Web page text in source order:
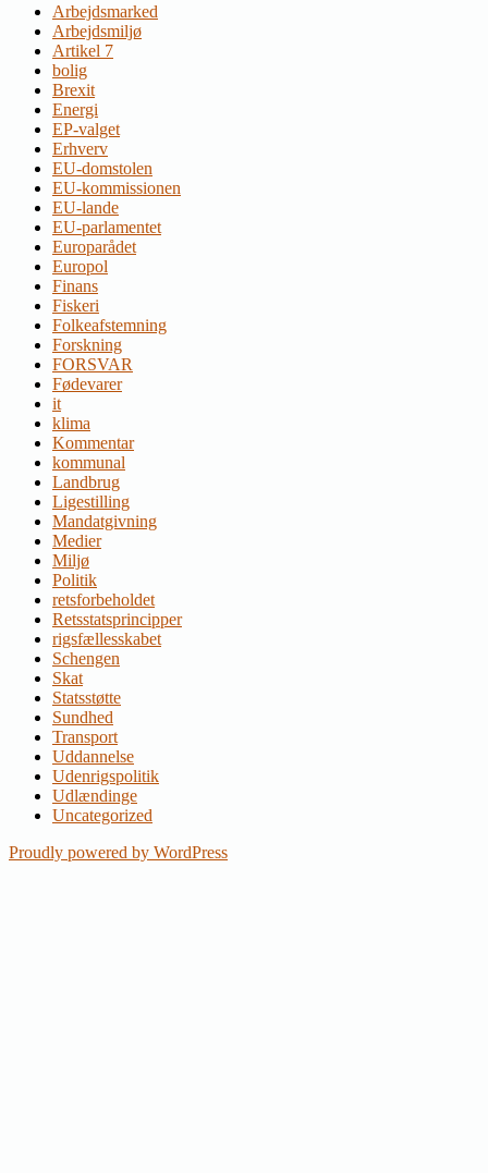
Arbejdsmarked
Arbejdsmiljø
Artikel 7
bolig
Brexit
Energi
EP-valget
Erhverv
EU-domstolen
EU-kommissionen
EU-lande
EU-parlamentet
Europarådet
Europol
Finans
Fiskeri
Folkeafstemning
Forskning
FORSVAR
Fødevarer
it
klima
Kommentar
kommunal
Landbrug
Ligestilling
Mandatgivning
Medier
Miljø
Politik
retsforbeholdet
Retsstatsprincipper
rigsfællesskabet
Schengen
Skat
Statsstøtte
Sundhed
Transport
Uddannelse
Udenrigspolitik
Udlændinge
Uncategorized
Proudly powered by WordPress